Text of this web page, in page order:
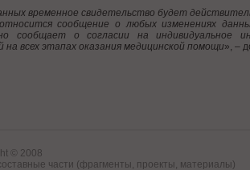
временное свидетельство будет
сообщение о любых изменениях
сообщает о согласии на индивидуальное
на всех этапах оказания медицинской помощи», –
© 2008
части (фрагменты, проекты, материалы)